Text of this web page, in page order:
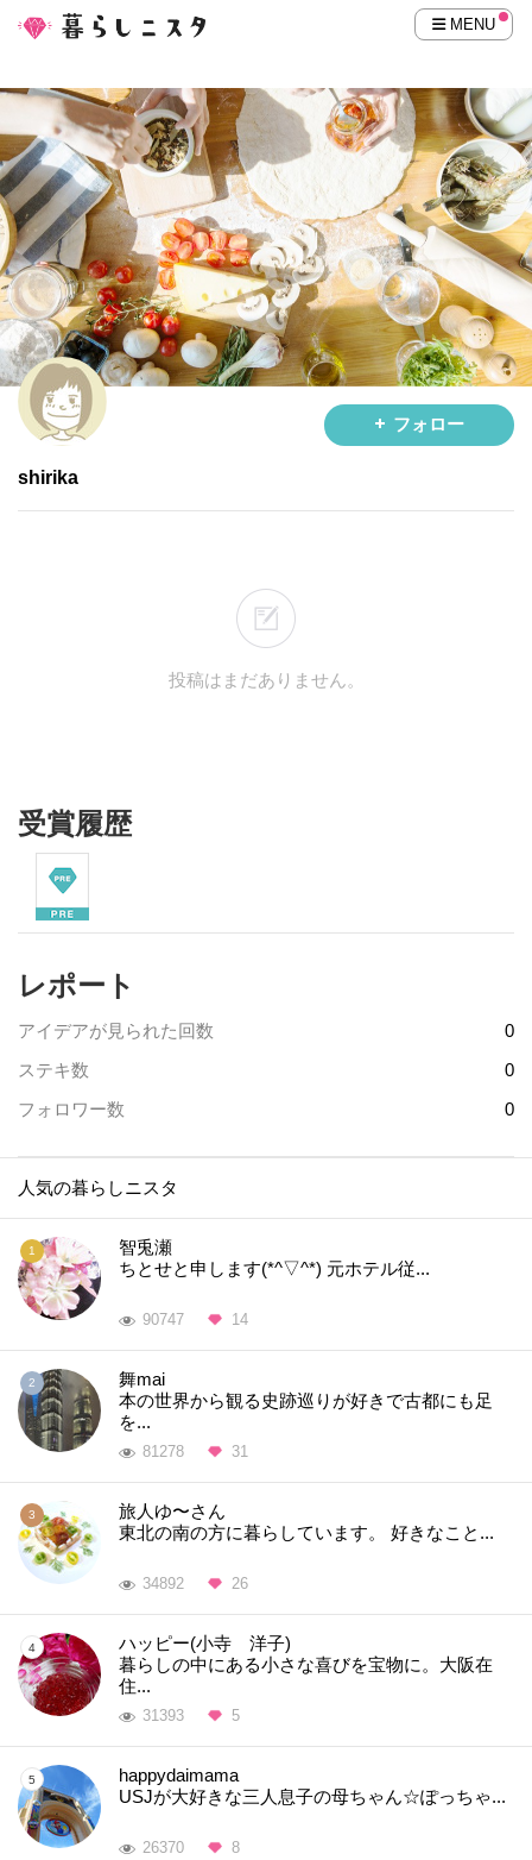
MENU
フォロー
shirika
投稿はまだありません。
受賞履歴
レポート
アイデアが見られた回数
0
ステキ数
0
フォロワー数
0
人気の暮らしニスタ
智兎瀬
ちとせと申します(*^▽^*) 元ホテル従...
90747 14
舞mai
本の世界から観る史跡巡りが好きで古都にも足
を...
81278 31
旅人ゆ〜さん
東北の南の方に暮らしています。 好きなこと...
34892 26
ハッピー(小寺 洋子)
暮らしの中にある小さな喜びを宝物に。大阪在
住...
31393 5
happydaimama
USJが大好きな三人息子の母ちゃん☆ぽっちゃ...
26370 8